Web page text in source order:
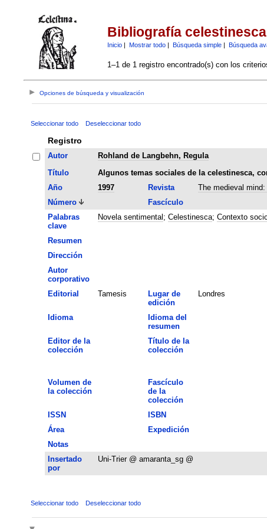
Bibliografía celestinesca
Inicio| Mostrar todo| Búsqueda simple| Búsqueda
1–1 de 1 registro encontrado(s) con los
Opciones de búsqueda y visualización
Seleccionar todo Deseleccionar todo
Registro
Autor
Rohland de Langbehn, Regula
Título
Algunos temas sociales de la celestinesca,
Año
1997 Revista The medieval
Número
Fascículo
Palabras
clave
Novela sentimental ; Celestinesca; Contexto
Resumen
Dirección
Autor
corporativo
Editorial Tamesis
Lugar de
edición
Londres
Idioma
Idioma del
resumen
Editor de la
colección
Título de la
colección
Volumen de
la colección
Fascículo
de la
colección
ISSN ISBN
Área
Expedición
Notas
Insertado
por
Uni-Trier @ amaranta_sg @
Seleccionar todo Deseleccionar todo